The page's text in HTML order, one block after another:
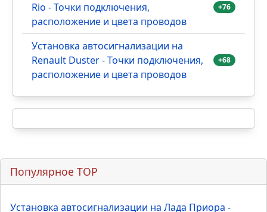
Rio - Точки подключения,
расположение и цвета проводов
+76
Установка автосигнализации на
Renault Duster - Точки подключения,
расположение и цвета проводов
+68
Популярное TOP
Установка автосигнализации на Лада Приора -